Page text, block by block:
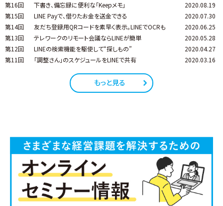
第16回
下書き、備忘録に便利な「Keepメモ」
2020.08.19
第15回
LINE Payで、借りたお金を送金できる
2020.07.30
第14回
友だち登録用QRコードを素早く表示。LINEでOCRも
2020.06.25
第13回
テレワークのリモート会議ならLINEが簡単
2020.05.28
第12回
LINEの検索機能を駆使して“探しもの”
2020.04.27
第11回
「調整さん」のスケジュールをLINEで共有 2020.03.16
もっと見る